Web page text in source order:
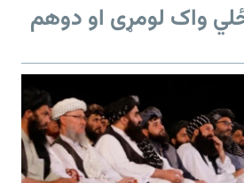
ځلي واک لومړی او دوهم